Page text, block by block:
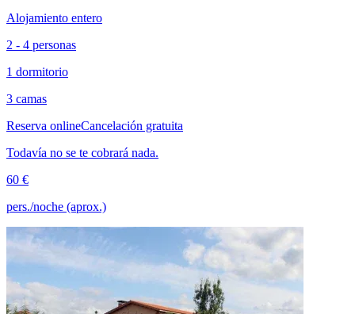
Alojamiento entero
2 - 4 personas
1 dormitorio
3 camas
Reserva onlineCancelación gratuita
Todavía no se te cobrará nada.
60 €
pers./noche (aprox.)